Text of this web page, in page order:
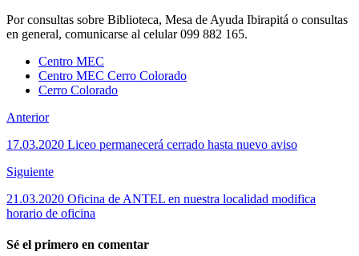
Por consultas sobre Biblioteca, Mesa de Ayuda Ibirapitá o consultas
en general, comunicarse al celular 099 882 165.
Centro MEC
Centro MEC Cerro Colorado
Cerro Colorado
Anterior
17.03.2020 Liceo permanecerá cerrado hasta nuevo aviso
Siguiente
21.03.2020 Oficina de ANTEL en nuestra localidad modifica
horario de oficina
Sé el primero en comentar